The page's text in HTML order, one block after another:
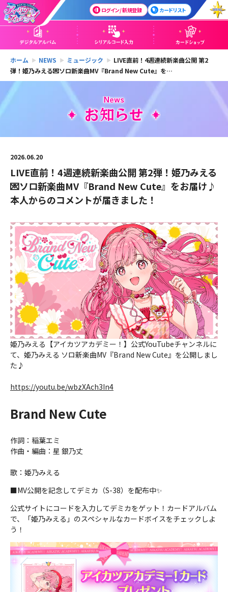
ログイン / 新規登録 カードリスト
ホーム NEWS ミュージック
LIVE直前！4週連続新楽曲公開 第2
弾！姫乃みえる💌ソロ新楽曲MV『Brand New Cute』を…
2026.06.20
LIVE直前！4週連続新楽曲公開 第2弾！姫乃みえる
💌ソロ新楽曲MV『Brand New Cute』をお届け♪
本人からのコメントが届きました！
姫乃みえる【アイカツアカデミー！】公式YouTubeチャンネルに
て、姫乃みえる ソロ新楽曲MV『Brand New Cute』を公開しまし
た♪
https://youtu.be/wbzXAch3In4
Brand New Cute
作詞：稲葉エミ
作曲・編曲：星 銀乃丈
歌：姫乃みえる
■MV公開を記念してデミカ（S-38）を配布中✨
公式サイトにコードを入力してデミカをゲット！カードアルバム
で、「姫乃みえる」のスペシャルなカードボイスをチェックしよ
う！